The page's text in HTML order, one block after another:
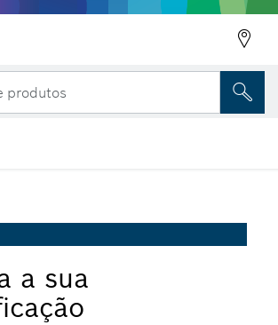
produtos
a sua
manual PRO C344 wet